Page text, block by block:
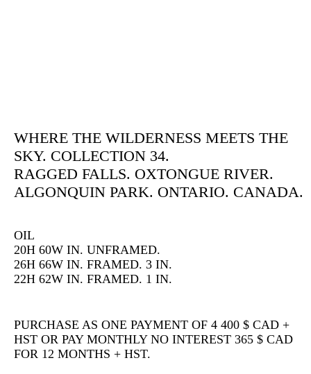
WHERE THE WILDERNESS MEETS THE
SKY. COLLECTION 34.
RAGGED FALLS. OXTONGUE RIVER.
ALGONQUIN PARK. ONTARIO. CANADA.
OIL
20H 60W IN. UNFRAMED.
26H 66W IN. FRAMED. 3 IN.
22H 62W IN. FRAMED. 1 IN.
PURCHASE AS ONE PAYMENT OF 4 400 $ CAD +
HST OR PAY MONTHLY NO INTEREST 365 $ CAD
FOR 12 MONTHS + HST.